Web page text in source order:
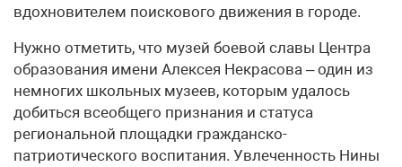
вдохновителем поискового движения в городе.
Нужно отметить, что музей боевой славы Центра
образования имени Алексея Некрасова – один из
немногих школьных музеев, которым удалось
добиться всеобщего признания и статуса
региональной площадки гражданско-
патриотического воспитания. Увлеченность Нины